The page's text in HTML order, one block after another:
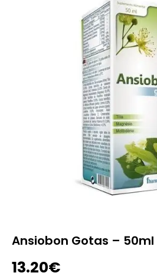
Ansiobon Gotas –
13.20€